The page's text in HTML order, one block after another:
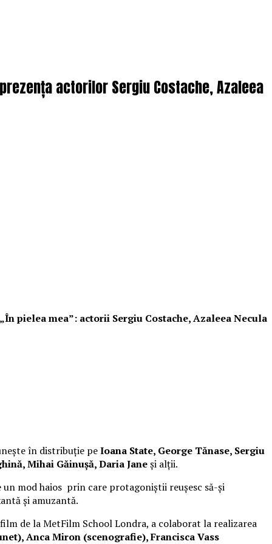
actorilor Sergiu Costache, Azaleea
pielea mea”: actorii Sergiu Costache, Azaleea Necula
în distribuție peIoana State, George Tănase, Sergiu
Mihai Găinușă, Daria Janeși alții.
un mod haios prin care protagoniștii reușesc să-și
și amuzantă.
de la MetFilm School Londra, a colaborat la realizarea
Anca Miron (scenografie), Francisca Vass